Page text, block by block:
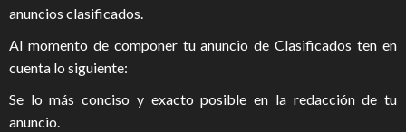
anuncios clasificados.
Al momento de componer tu anuncio de Clasificados ten en
cuenta lo siguiente:
Se lo más conciso y exacto posible en la redacción de tu
anuncio.